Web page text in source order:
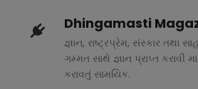
Dhingamasti
જ્ઞાન, રાષ્ટ્રપ્રેમ, સંસ્કાર તથા
ગમ્મત સાથે જ્ઞાન પ્રાપ્ત કરાવી
કરાવતું સામયિક.